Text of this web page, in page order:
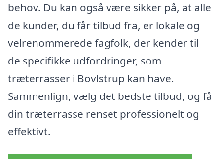
behov. Du kan også være sikker på, at alle
de kunder, du får tilbud fra, er lokale og
velrenommerede fagfolk, der kender til
de specifikke udfordringer, som
træterrasser i Bovlstrup kan have.
Sammenlign, vælg det bedste tilbud, og få
din træterrasse renset professionelt og
effektivt.